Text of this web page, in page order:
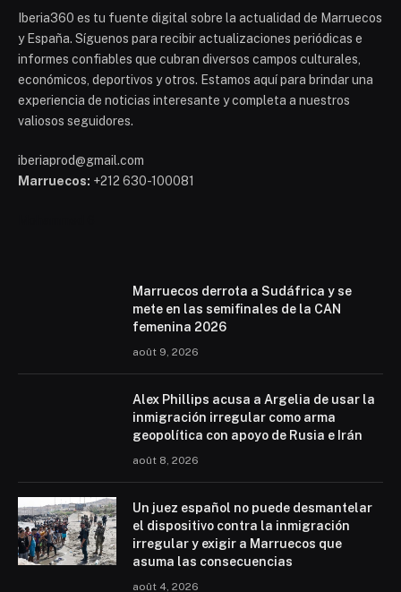
Iberia360 es tu fuente digital sobre la actualidad de Marruecos
y España. Síguenos para recibir actualizaciones periódicas e
informes confiables que cubran diversos campos culturales,
económicos, deportivos y otros. Estamos aquí para brindar una
experiencia de noticias interesante y completa a nuestros
valiosos seguidores.
iberiaprod@gmail.com
Marruecos: +212 630-100081
Marruecos derrota a Sudáfrica y se
mete en las semifinales de la CAN
femenina 2026
août 9, 2026
Alex Phillips acusa a Argelia de usar la
inmigración irregular como arma
geopolítica con apoyo de Rusia e Irán
août 8, 2026
Un juez español no puede desmantelar
el dispositivo contra la inmigración
irregular y exigir a Marruecos que
asuma las consecuencias
août 4, 2026